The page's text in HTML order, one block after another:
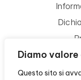
Diamo
Questo sito si